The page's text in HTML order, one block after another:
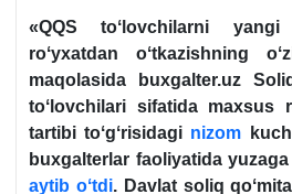
«QQS toʻlovchilarni yangi
roʻyхatdan oʻtkazishning
maqolasida buxgalter.uz
toʻlovchilari sifatidamaхsus
tartibi toʻgʻrisidagi nizom
buхgalterlar faoliyatidayuzaga
aytib oʻtdi. Davlatsoliq